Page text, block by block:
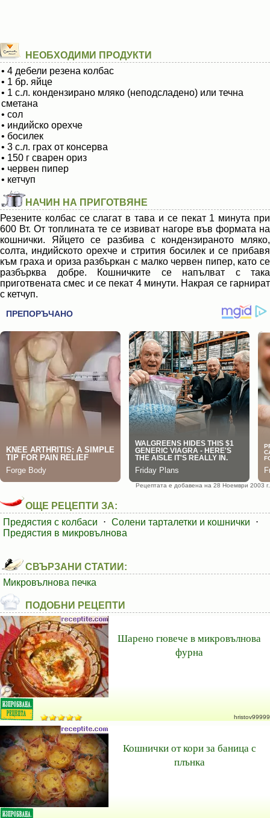
НЕОБХОДИМИ ПРОДУКТИ
• 4 дебели резена колбас
• 1 бр. яйце
• 1 с.л. кондензирано мляко (неподсладено) или течна
сметана
• сол
• индийско орехче
• босилек
• 3 с.л. грах от консерва
• 150 г сварен ориз
• червен пипер
• кетчуп
НАЧИН НА ПРИГОТВЯНЕ
Резените колбас се слагат в тава и се пекат 1 минута при
600 Вт. От топлината те се извиват нагоре във формата на
кошнички. Яйцето се разбива с кондензираното мляко,
солта, индийското орехче и стрития босилек и се прибавя
към граха и ориза разбъркан с малко червен пипер, като се
разбърква добре. Кошничките се напълват с така
приготвената смес и се пекат 4 минути. Накрая се гарнират
с кетчуп.
Рецептата е добавена на 28 Ноември 2003 г.
ОЩЕ РЕЦЕПТИ ЗА:
Предястия с колбаси
⋅ Солени тарталетки и кошнички
⋅
Предястия в микровълнова
СВЪРЗАНИ СТАТИИ:
Микровълнова печка
ПОДОБНИ РЕЦЕПТИ
Шарено гювече в микровълнова
фурна
hristov99999
Кошнички от кори за баница с
плънка